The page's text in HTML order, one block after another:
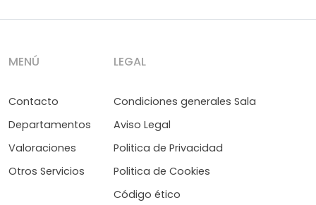
MENÚ
Contacto
Departamentos
Valoraciones
Otros Servicios
LEGAL
Condiciones generales Sala
Aviso Legal
Politica de Privacidad
Politica de Cookies
Código ético